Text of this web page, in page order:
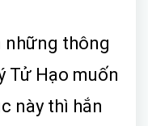
những thông
Tử Hạo muốn
này thì hắn